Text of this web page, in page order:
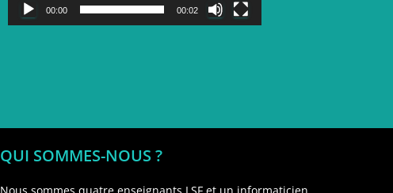
00:00 00:02
QUI SOMMES-NOUS ?